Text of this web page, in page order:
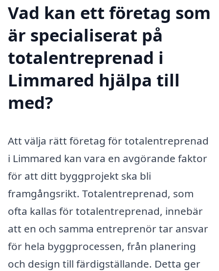
Vad kan ett företag som
är specialiserat på
totalentreprenad i
Limmared hjälpa till
med?
Att välja rätt företag för totalentreprenad
i Limmared kan vara en avgörande faktor
för att ditt byggprojekt ska bli
framgångsrikt. Totalentreprenad, som
ofta kallas för totalentreprenad, innebär
att en och samma entreprenör tar ansvar
för hela byggprocessen, från planering
och design till färdigställande. Detta ger